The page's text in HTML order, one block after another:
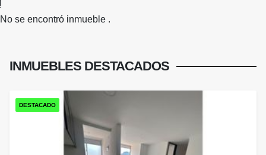
No se encontró inmueble .
INMUEBLES DESTACADOS
DESTACADO